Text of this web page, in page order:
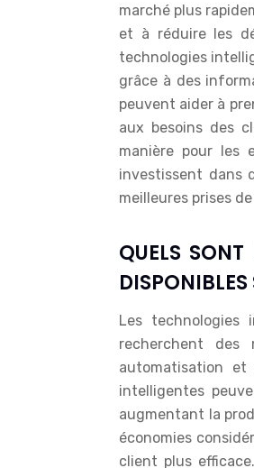
marché plus
et à réduire les
technologies
grâce à des
peuvent aider à
aux besoins des
manière pour les
investissent dans
meilleures prises
QUELS SONT
Les
recherchent des
automatisation
intelligentes
augmentant la
économies
client plus